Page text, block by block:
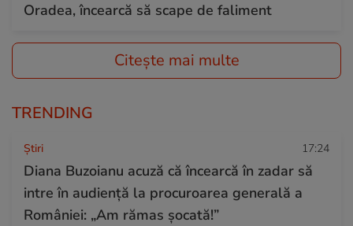
Oradea, încearcă să scape de faliment
Citește mai multe
TRENDING
Ştiri 17:24
Diana Buzoianu acuză că încearcă în zadar să
intre în audiență la procuroarea generală a
României: „Am rămas șocată!”